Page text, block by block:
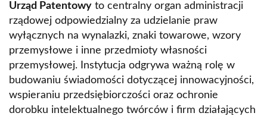
Urząd Patentowy to centralny organ administracji
rządowej odpowiedzialny za udzielanie praw
wyłącznych na wynalazki, znaki towarowe, wzory
przemysłowe i inne przedmioty własności
przemysłowej. Instytucja odgrywa ważną rolę w
budowaniu świadomości dotyczącej innowacyjności,
wspieraniu przedsiębiorczości oraz ochronie
dorobku intelektualnego twórców i firm działających